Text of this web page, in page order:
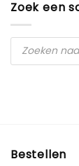
Zoek een
Producten
zoeken
Bestellen